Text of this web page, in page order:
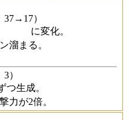
37→17）
に変化。
溜まる。
）
つ生成。
力が2倍。